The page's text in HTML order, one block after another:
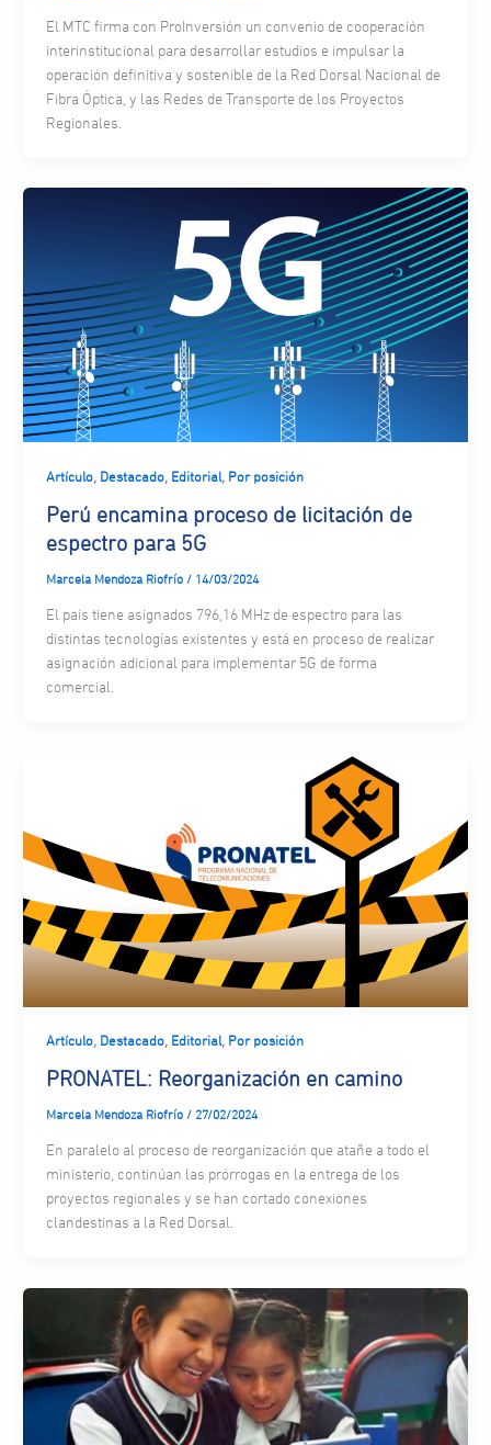
El MTC firma con ProInversión un convenio de cooperación
interinstitucional para desarrollar estudios e impulsar la
operación definitiva y sostenible de la Red Dorsal Nacional de
Fibra Óptica, y las Redes de Transporte de los Proyectos
Regionales.
Artículo, Destacado, Editorial, Por posición
Perú encamina proceso de licitación de
espectro para 5G
Marcela Mendoza Riofrío / 14/03/2024
El país tiene asignados 796,16 MHz de espectro para las
distintas tecnologías existentes y está en proceso de realizar
asignación adicional para implementar 5G de forma
comercial.
Artículo, Destacado, Editorial, Por posición
PRONATEL: Reorganización en camino
Marcela Mendoza Riofrío / 27/02/2024
En paralelo al proceso de reorganización que atañe a todo el
ministerio, continúan las prórrogas en la entrega de los
proyectos regionales y se han cortado conexiones
clandestinas a la Red Dorsal.